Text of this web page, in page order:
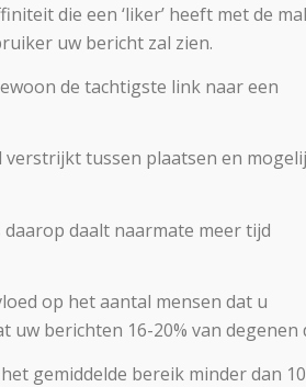
die een ‘liker’ heeft met de
uw bericht zal zien.
de tachtigste link naar een
tussen plaatsen en
daalt naarmate meer tijd
op het aantal mensen dat u
berichten 16-20% van
gemiddelde bereik minder dan